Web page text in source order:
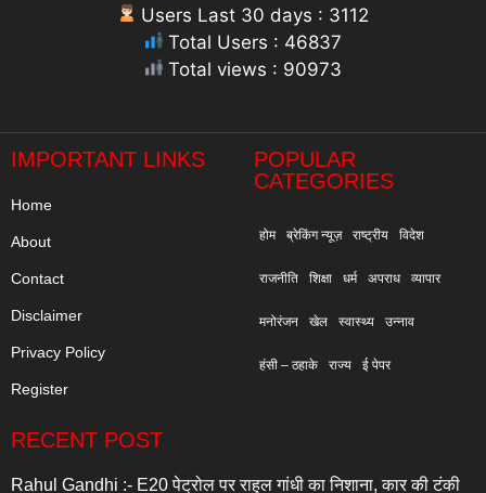
Users Last 30 days : 3112
Total Users : 46837
Total views : 90973
IMPORTANT LINKS
Home
About
Contact
Disclaimer
Privacy Policy
Register
POPULAR
CATEGORIES
होम ब्रेकिंग न्यूज़ राष्ट्रीय विदेश
राजनीति शिक्षा धर्म अपराध व्यापार
मनोरंजन खेल स्वास्थ्य उन्नाव
हंसी – ठहाके राज्य ई पेपर
RECENT POST
Rahul Gandhi :- E20 पेट्रोल पर राहुल गांधी का निशाना, कार की टंकी